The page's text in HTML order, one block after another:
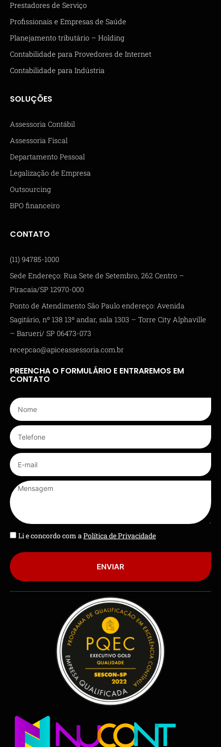
Prestadores de Serviço
Profissionais e Empresas de Saúde
Planejamento tributário – Holding
Contabilidade para Provedores de Internet
Contabilidade para Indústria
SOLUÇÕES
Assessoria Contábil
Assessoria Fiscal
Departamento Pessoal
Legalização de Empresa
Outsourcing
BPO financeiro
CONTATO
(11) 94785-1000
Sede Endereço: Rua Sete de Setembro, 262 Centro –
Piracaia/SP 12970-000
Ponto de Atendimento São Paulo endereço: Avenida
Sagitário, nº 138 13º andar, sala 1303 – Torre City Alphaville
– Barueri/ SP 06473-073
recepcao@apiceassessoria.com.br
PREENCHA O FORMULÁRIO E ENTRAREMOS EM
CONTATO
Li e concordo com aPolítica de Privacidade
ENVIAR